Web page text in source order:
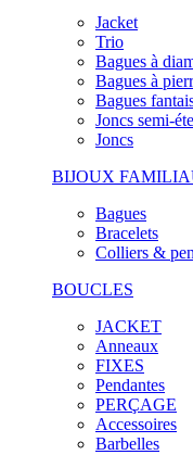
Jacket
Trio
Bagues à
Bagues à
Bagues
Joncs semi-
Joncs
BIJOUX
Bagues
Bracelets
Colliers &
BOUCLES
JACKET
Anneaux
FIXES
Pendantes
PERÇAGE
Accessoires
Barbelles